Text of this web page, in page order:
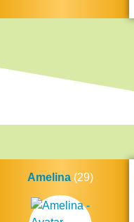
Amelina (29)